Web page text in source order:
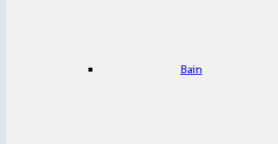
Bain